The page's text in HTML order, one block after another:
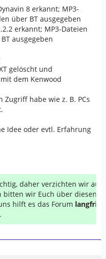
8 erkannt; MP3-
über BT ausgegeben
erkannt; MP3-Dateien
ausgegeben
gelöscht und
dem Kenwood
habe wie z. B. PCs
Idee oder evtl. Erfahrung
daher verzichten wir auf
bitten wir Euch über diesen
hilft es das Forum